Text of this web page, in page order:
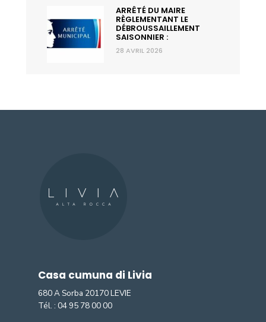
ARRÊTÉ DU MAIRE
RÈGLEMENTANT LE
DÉBROUSSAILLEMENT
SAISONNIER :
28 AVRIL 2026
Casa cumuna di Livia
680 A Sorba 20170 LEVIE
Tél. : 04 95 78 00 00